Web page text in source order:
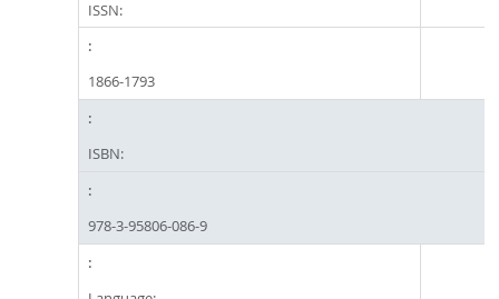
ISSN:
1866-1793
ISBN:
978-3-95806-086-9